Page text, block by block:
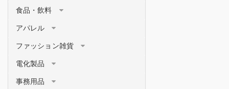
食品・飲料
アパレル
ファッション雑貨
電化製品
事務用品